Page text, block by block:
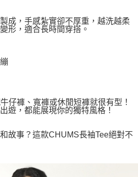
成，手感紮實卻不厚重，越洗越柔
形，適合長時間穿搭。
仔褲、寬褲或休閒短褲就很有型！
遊，都能展現你的獨特風格！
故事？這款CHUMS長袖Tee絕對不